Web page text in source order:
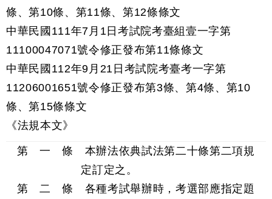
條、第10條、第11條、第12條條文
中華民國111年7月1日考試院考臺組壹一字第
11100047071號令修正發布第11條條文
中華民國112年9月21日考試院考臺考一字第
11206001651號令修正發布第3條、第4條、第10
條、第15條條文
《法規本文》
第 一 條 本辦法依典試法第二十條第二項規
定訂定之。
第 二 條 各種考試舉辦時，考選部應指定題